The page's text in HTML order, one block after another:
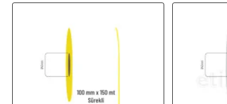
tutkal), Deep frezee (Soğuğa dayanıklı yapışkanlı tutkal)
Kullanım Alanları:
Teknik makine ürün etiketi, demirbaş
etiketi, elektronik ürün etiketi, ürün etiketi. Yüksek ve düşük
sıcaklıklarda muhafaza edilmeye uygundur. Gıda etiketi vb.
amaçlar için sayısız sektör tarafından kullanımı söz konusudur.